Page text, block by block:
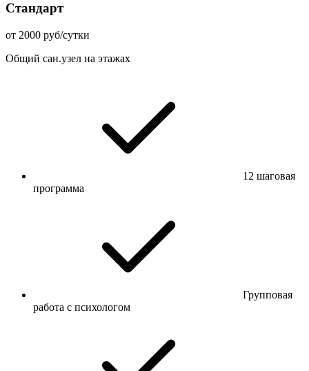
Стандарт
от 2000 руб/сутки
Общий сан.узел на этажах
12 шаговая
программа
Групповая
работа с психологом